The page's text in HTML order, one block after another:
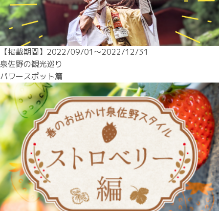
【掲載期間】2022/09/01〜2022/12/31
泉佐野の観光巡り
パワースポット篇